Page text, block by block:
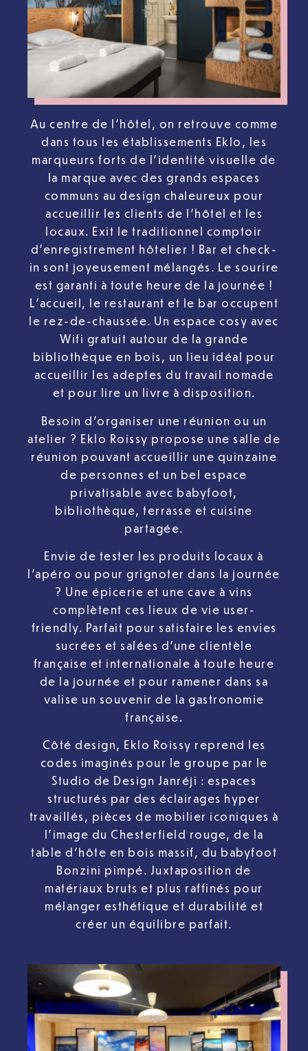
Au centre de l’hôtel, on retrouve comme
dans tous les établissements Eklo, les
marqueurs forts de l’identité visuelle de
la marque avec des grands espaces
communs au design chaleureux pour
accueillir les clients de l’hôtel et les
locaux. Exit le traditionnel comptoir
d’enregistrement hôtelier ! Bar et check-
in sont joyeusement mélangés. Le sourire
est garanti à toute heure de la journée !
L’accueil, le restaurant et le bar occupent
le rez-de-chaussée. Un espace cosy avec
Wifi gratuit autour de la grande
bibliothèque en bois, un lieu idéal pour
accueillir les adeptes du travail nomade
et pour lire un livre à disposition.
Besoin d’organiser une réunion ou un
atelier ? Eklo Roissy propose une salle de
réunion pouvant accueillir une quinzaine
de personnes et un bel espace
privatisable avec babyfoot,
bibliothèque, terrasse et cuisine
partagée.
Envie de tester les produits locaux à
l’apéro ou pour grignoter dans la journée
? Une épicerie et une cave à vins
complètent ces lieux de vie user-
friendly. Parfait pour satisfaire les envies
sucrées et salées d’une clientèle
française et internationale à toute heure
de la journée et pour ramener dans sa
valise un souvenir de la gastronomie
française.
Côté design, Eklo Roissy reprend les
codes imaginés pour le groupe par le
Studio de Design Janréji : espaces
structurés par des éclairages hyper
travaillés, pièces de mobilier iconiques à
l’image du Chesterfield rouge, de la
table d’hôte en bois massif, du babyfoot
Bonzini pimpé. Juxtaposition de
matériaux bruts et plus raffinés pour
mélanger esthétique et durabilité et
créer un équilibre parfait.